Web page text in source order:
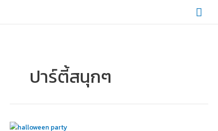
content
ปาร์ตี้สนุกๆ
ไอ